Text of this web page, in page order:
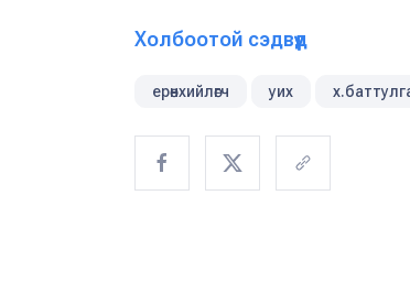
Холбоотой сэдвүүд
ерөнхийлөгч уих